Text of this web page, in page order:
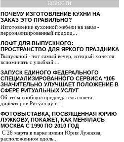
НОВОСТИ:
ПОЧЕМУ ИЗГОТОВЛЕНИЕ КУХНИ НА
ЗАКАЗ ЭТО ПРАВИЛЬНО?
Изготовление кухонной мебели на заказ -
персонализированный подход...
ЛОФТ ДЛЯ ВЫПУСКНОГО:
ПРОСТРАНСТВО ДЛЯ ЯРКОГО ПРАЗДНИКА
Выпускной - тот самый вечер, который хочется
вспоминать с улыбкой....
ЗАПУСК ЕДИНОГО ФЕДЕРАЛЬНОГО
СПЕЦИАЛИЗИРОВАННОГО СЕРВИСА *105
ЗНАЧИТЕЛЬНО УЛУЧШАЕТ ПОЛОЖЕНИЕ В
СФЕРЕ РИТУАЛЬНЫХ УСЛУГ
Об этом сообщил председатель совета
директоров Ритуал.ру и...
ФОТОВЫСТАВКА, ПОСВЯЩЕННАЯ ЮРИЮ
ЛУЖКОВУ, ПОКАЖЕТ, КАК МЕНЯЛАСЬ
МОСКВА С 1990 ПО 2010 ГОД
С 28 марта в парке имени Юрия Лужкова,
расположенном вдоль...